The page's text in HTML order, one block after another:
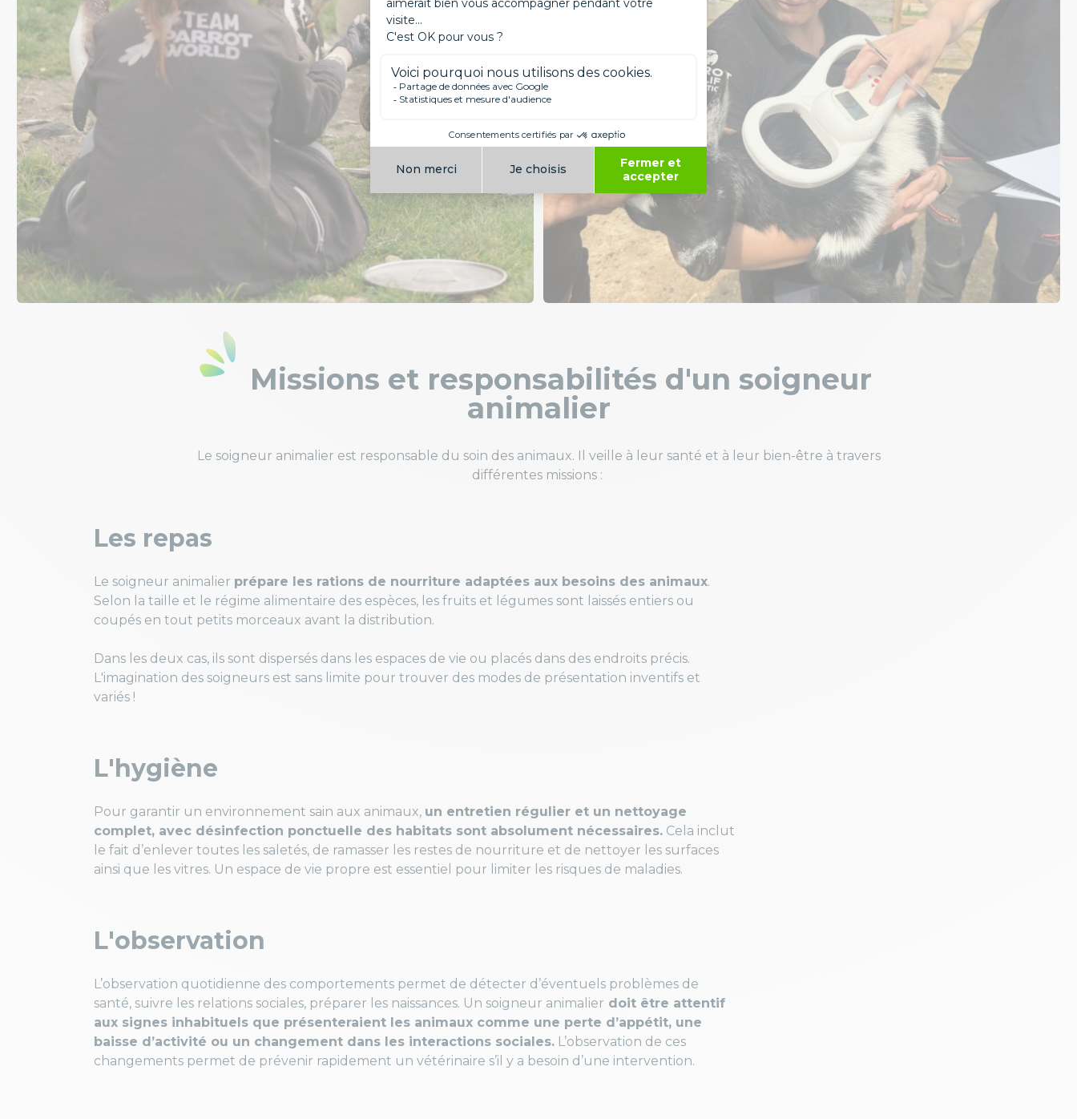
Missions et responsabilités d'un soigneur
animalier
Le soigneur animalier est responsable du soin des animaux. Il veille à leur santé et à leur bien-être à travers
différentes missions :
Les repas
Le soigneur animalier prépare les rations de nourriture adaptées aux besoins des animaux.
Selon la taille et le régime alimentaire des espèces, les fruits et légumes sont laissés entiers ou
coupés en tout petits morceaux avant la distribution.
Dans les deux cas, ils sont dispersés dans les espaces de vie ou placés dans des endroits précis.
L'imagination des soigneurs est sans limite pour trouver des modes de présentation inventifs et
variés !
L'hygiène
Pour garantir un environnement sain aux animaux, un entretien régulier et un nettoyage
complet, avec désinfection ponctuelle des habitats sont absolument nécessaires. Cela inclut
le fait d’enlever toutes les saletés, de ramasser les restes de nourriture et de nettoyer les surfaces
ainsi que les vitres. Un espace de vie propre est essentiel pour limiter les risques de maladies.
L'observation
L’observation quotidienne des comportements permet de détecter d’éventuels problèmes de
santé, suivre les relations sociales, préparer les naissances. Un soigneur animalier doit être attentif
aux signes inhabituels que présenteraient les animaux comme une perte d’appétit, une
baisse d’activité ou un changement dans les interactions sociales. L’observation de ces
changements permet de prévenir rapidement un vétérinaire s’il y a besoin d’une intervention.